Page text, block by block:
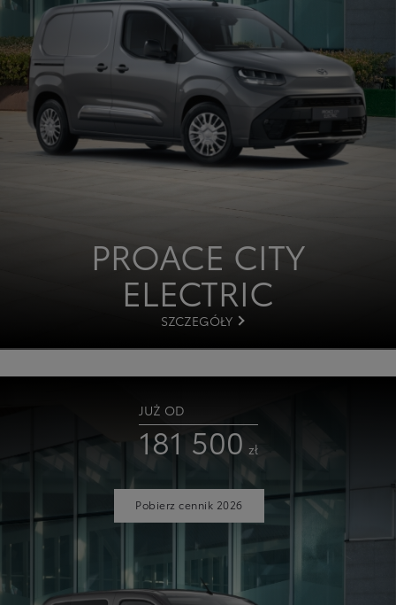
PROACE CITY
ELECTRIC
SZCZEGÓŁY
JUŻ OD
181 500 zł
Pobierz cennik 2026